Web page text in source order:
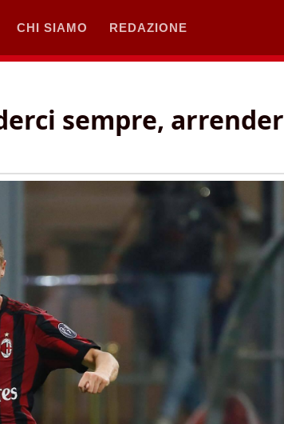
CHI SIAMO REDAZIONE
sempre,